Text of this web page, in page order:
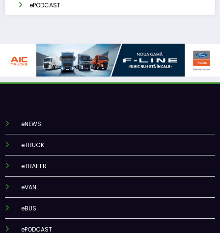
ePODCAST
eNEWS
eTRUCK
eTRAILER
eVAN
eBUS
ePODCAST